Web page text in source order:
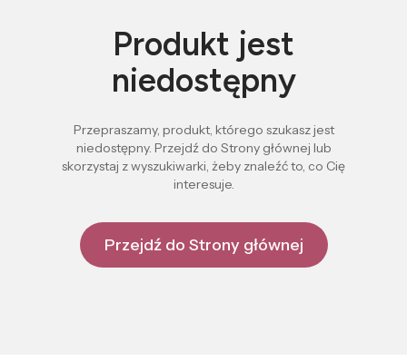
Produkt jest
niedostępny
Przepraszamy, produkt, którego szukasz jest
niedostępny. Przejdź do Strony głównej lub
skorzystaj z wyszukiwarki, żeby znaleźć to, co Cię
interesuje.
Przejdź do Strony głównej